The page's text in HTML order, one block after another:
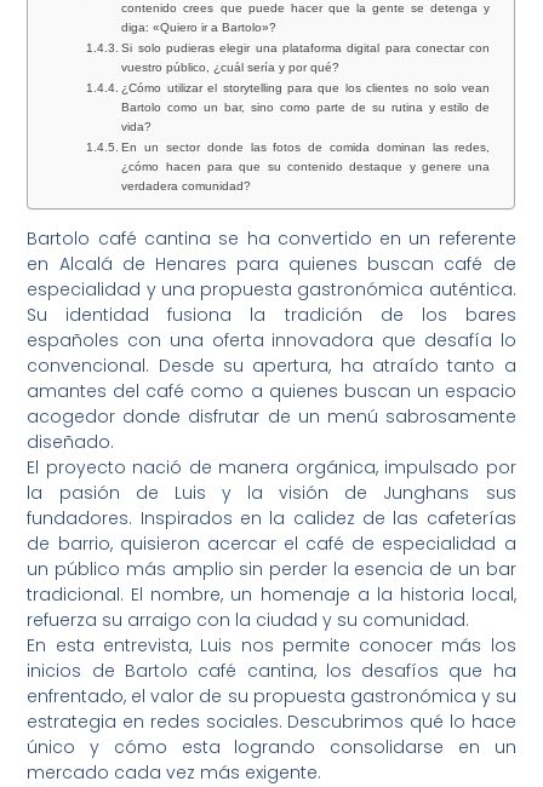
contenido crees que puede hacer que la gente se detenga y
diga: «Quiero ir a Bartolo»?
Si solo pudieras elegir una plataforma digital para conectar con
vuestro público, ¿cuál sería y por qué?
¿Cómo utilizar el storytelling para que los clientes no solo vean
Bartolo como un bar, sino como parte de su rutina y estilo de
vida?
En un sector donde las fotos de comida dominan las redes,
¿cómo hacen para que su contenido destaque y genere una
verdadera comunidad?
Bartolo café cantina se ha convertido en un referente
en Alcalá de Henares para quienes buscan café de
especialidad y una propuesta gastronómica auténtica.
Su identidad fusiona la tradición de los bares
españoles con una oferta innovadora que desafía lo
convencional. Desde su apertura, ha atraído tanto a
amantes del café como a quienes buscan un espacio
acogedor donde disfrutar de un menú sabrosamente
diseñado.
El proyecto nació de manera orgánica, impulsado por
la pasión de Luis y la visión de Junghans sus
fundadores. Inspirados en la calidez de las cafeterías
de barrio, quisieron acercar el café de especialidad a
un público más amplio sin perder la esencia de un bar
tradicional. El nombre, un homenaje a la historia local,
refuerza su arraigo con la ciudad y su comunidad.
En esta entrevista, Luis nos permite conocer más los
inicios de Bartolo café cantina, los desafíos que ha
enfrentado, el valor de su propuesta gastronómica y su
estrategia en redes sociales. Descubrimos qué lo hace
único y cómo esta logrando consolidarse en un
mercado cada vez más exigente.